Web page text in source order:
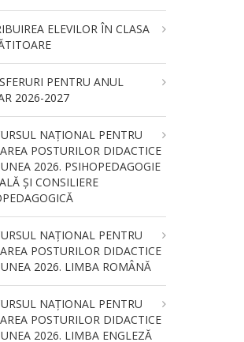
ELEVILOR ÎN CLASA
PENTRU ANUL
2026-2027
NAŢIONAL PENTRU
POSTURILOR DIDACTICE
2026. PSIHOPEDAGOGIE
ȘI CONSILIERE
NAŢIONAL PENTRU
POSTURILOR DIDACTICE
2026. LIMBA ROMÂNĂ
NAŢIONAL PENTRU
POSTURILOR DIDACTICE
2026. LIMBA ENGLEZĂ